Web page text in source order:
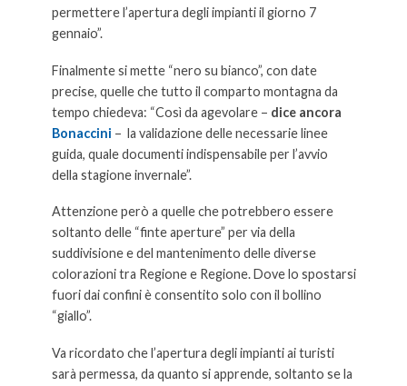
permettere l’apertura degli impianti il giorno 7
gennaio”.
Finalmente si mette “nero su bianco”, con date
precise, quelle che tutto il comparto montagna da
tempo chiedeva: “Così da agevolare – dice ancora
Bonaccini – la validazione delle necessarie linee
guida, quale documenti indispensabile per l’avvio
della stagione invernale”.
Attenzione però a quelle che potrebbero essere
soltanto delle “finte aperture” per via della
suddivisione e del mantenimento delle diverse
colorazioni tra Regione e Regione. Dove lo spostarsi
fuori dai confini è consentito solo con il bollino
“giallo”.
Va ricordato che l’apertura degli impianti ai turisti
sarà permessa, da quanto si apprende, soltanto se la